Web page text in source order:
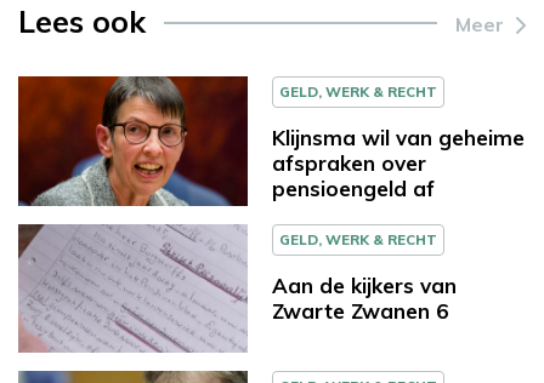
Lees ook Meer
GELD, WERK & RECHT
Klijnsma wil van geheime
afspraken over
pensioengeld af
GELD, WERK & RECHT
Aan de kijkers van
Zwarte Zwanen 6